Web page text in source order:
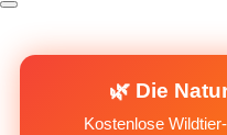
🌿 Die
Kostenlose